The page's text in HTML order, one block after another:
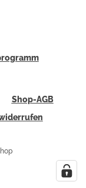
Shop-AGB